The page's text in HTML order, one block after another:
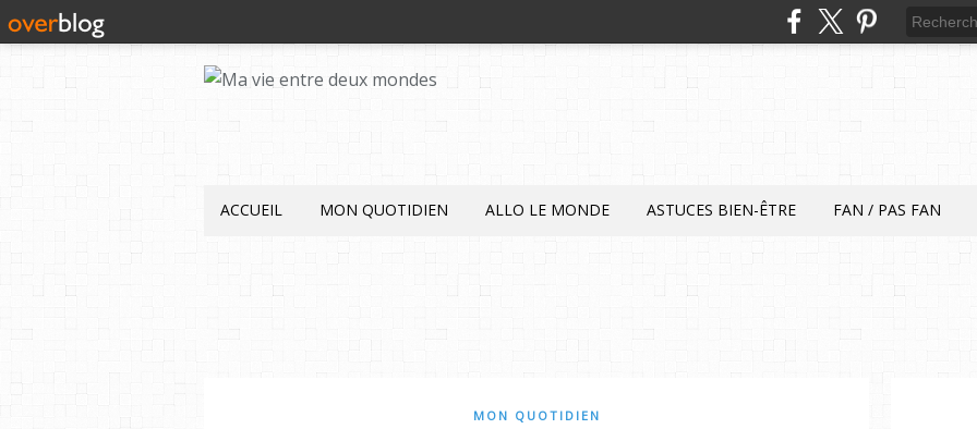
ACCUEIL MON QUOTIDIEN ALLO LE MONDE ASTUCES BIEN-ÊTRE FAN / PAS FAN
MON QUOTIDIEN